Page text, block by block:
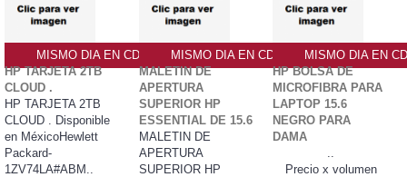
MISMO DIA EN CDMX
HP TARJETA 2TB
CLOUD .
HP TARJETA 2TB
CLOUD . Disponible
en MéxicoHewlett
Packard-
1ZV74LA#ABM..
MISMO DIA EN CDMX
MALETIN DE
APERTURA
SUPERIOR HP
ESSENTIAL DE 15.6
MALETIN DE
APERTURA
SUPERIOR HP
MISMO DIA EN
HP BOLSA DE
MICROFIBRA PARA
LAPTOP 15.6
NEGRO PARA
DAMA
Precio x volumen